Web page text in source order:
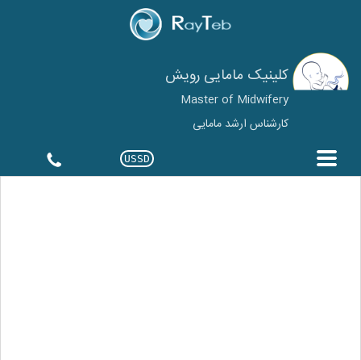
کلینیک مامایی رویش
Master of Midwifery
کارشناس ارشد مامایی
USSD